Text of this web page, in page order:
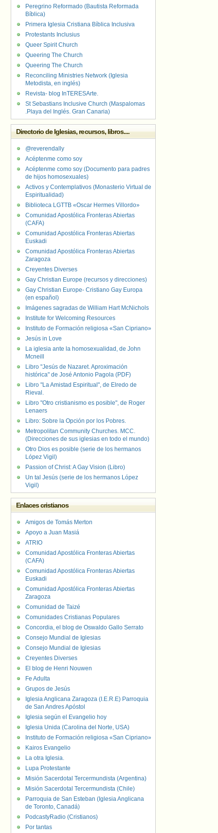
Peregrino Reformado (Bautista Reformada
Bíblica)
Primera Iglesia Cristiana Bíblica Inclusiva
Protestants Inclusius
Queer Spirit Church
Queering The Church
Queering The Church
Reconciling Ministries Network (Iglesia
Metodista, en inglés)
Revista- blog InTERESArte.
St Sebastians Inclusive Church (Maspalomas
.Playa del Inglés. Gran Canaria)
Directorio de Iglesias, recursos, libros....
@reverendally
Acéptenme como soy
Acéptenme como soy (Documento para padres
de hijos homosexuales)
Activos y Contemplativos (Monasterio Virtual de
Espiritualidad)
Biblioteca LGTTB «Oscar Hermes Villordo»
Comunidad Apostólica Fronteras Abiertas
(CAFA)
Comunidad Apostólica Fronteras Abiertas
Euskadi
Comunidad Apostólica Fronteras Abiertas
Zaragoza
Creyentes Diverses
Gay Christian Europe (recursos y direcciones)
Gay Christian Europe- Cristiano Gay Europa
(en español)
Imágenes sagradas de William Hart McNichols
Institute for Welcoming Resources
Instituto de Formación religiosa «San Cipriano»
Jesús in Love
La iglesia ante la homosexualidad, de John
Mcneill
Libro "Jesús de Nazaret. Aproximación
histórica" de José Antonio Pagola (PDF)
Libro "La Amistad Espiritual", de Elredo de
Rieval.
Libro "Otro cristianismo es posible", de Roger
Lenaers
Libro: Sobre la Opción por los Pobres.
Metropolitan Community Churches. MCC.
(Direcciones de sus iglesias en todo el mundo)
Otro Dios es posible (serie de los hermanos
López Vigil)
Passion of Christ: A Gay Vision (Libro)
Un tal Jesús (serie de los hermanos López
Vigil)
Enlaces cristianos
Amigos de Tomás Merton
Apoyo a Juan Masiá
ATRIO
Comunidad Apostólica Fronteras Abiertas
(CAFA)
Comunidad Apostólica Fronteras Abiertas
Euskadi
Comunidad Apostólica Fronteras Abiertas
Zaragoza
Comunidad de Taizé
Comunidades Cristianas Populares
Concordia, el blog de Oswaldo Gallo Serrato
Consejo Mundial de Iglesias
Consejo Mundial de Iglesias
Creyentes Diverses
El blog de Henri Nouwen
Fe Adulta
Grupos de Jesús
Iglesia Anglicana Zaragoza (I.E.R.E) Parroquia
de San Andres Apóstol
Iglesia según el Evangelio hoy
Iglesia Unida (Carolina del Norte, USA)
Instituto de Formación religiosa «San Cipriano»
Kairos Evangelio
La otra Iglesia.
Lupa Protestante
Misión Sacerdotal Tercermundista (Argentina)
Misión Sacerdotal Tercermundista (Chile)
Parroquia de San Esteban (Iglesia Anglicana
de Toronto, Canadá)
PodcastyRadio (Cristianos)
Por tantas